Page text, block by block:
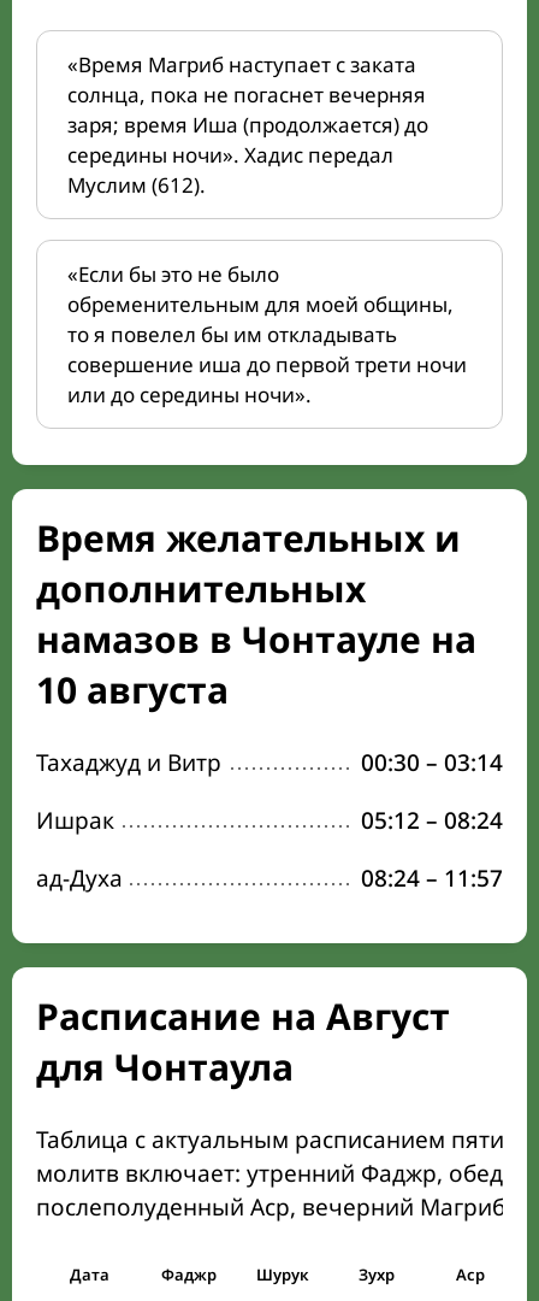
«Время Магриб наступает с заката
солнца, пока не погаснет вечерняя
заря; время Иша (продолжается) до
середины ночи». Хадис передал
Муслим (612).
«Если бы это не было
обременительным для моей общины,
то я повелел бы им откладывать
совершение иша до первой трети ночи
или до середины ночи».
Время желательных и
дополнительных
намазов в Чонтауле на
10 августа
Тахаджуд и Витр 00:30 – 03:14
Ишрак
05:12 – 08:24
ад-Духа
08:24– 11:57
Расписание на Август
для Чонтаула
Таблица с актуальным расписанием пяти
молитв включает: утренний Фаджр,
послеполуденный Аср, вечерний Магриб
Дата Фаджр Шурук Зухр Аср